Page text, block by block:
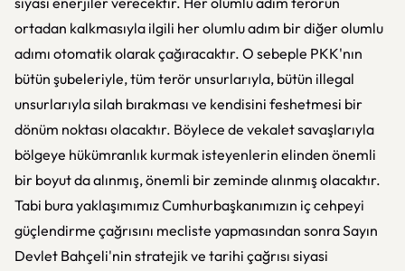
ortadan kalkmasıyla ilgili her olumlu adım bir diğer olumlu
adımı otomatik olarak çağıracaktır. O sebeple PKK'nın
bütün şubeleriyle, tüm terör unsurlarıyla, bütün illegal
unsurlarıyla silah bırakması ve kendisini feshetmesi bir
dönüm noktası olacaktır. Böylece de vekalet savaşlarıyla
bölgeye hükümranlık kurmak isteyenlerin elinden önemli
bir boyut da alınmış, önemli bir zeminde alınmış olacaktır.
Tabi bura yaklaşımımız Cumhurbaşkanımızın iç cehpeyi
güçlendirme çağrısını mecliste yapmasından sonra Sayın
Devlet Bahçeli'nin stratejik ve tarihi çağrısı siyasi